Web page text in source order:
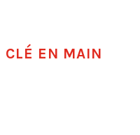
CLÉ EN MAIN